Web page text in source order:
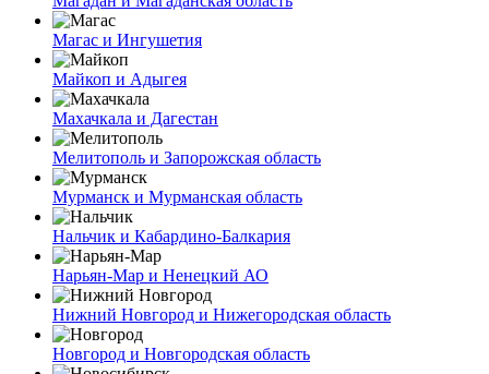
Магас и Ингушетия
Майкоп и Адыгея
Махачкала и Дагестан
Мелитополь и Запорожская область
Мурманск и Мурманская область
Нальчик и Кабардино-Балкария
Нарьян-Мар и Ненецкий АО
Нижний Новгород и Нижегородская область
Новгород и Новгородская область